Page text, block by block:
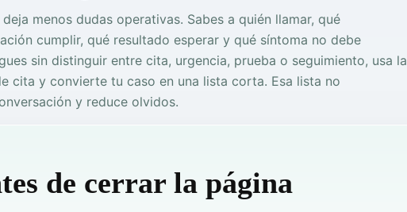
menos dudas operativas. Sabes a quién llamar, qué
cumplir, qué resultado esperar y qué síntoma no debe
sin distinguir entre cita, urgencia, prueba o seguimiento, usa la
cita y convierte tu caso en una lista corta. Esa lista no
y reduce olvidos.
de cerrar la página